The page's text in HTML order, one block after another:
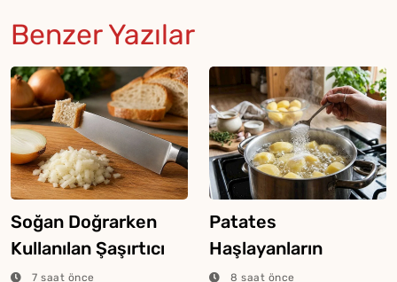
Benzer Yazılar
Soğan Doğrarken
Kullanılan Şaşırtıcı
Ekmek Tekniği
7 saat önce
Patates
Haşlayanların
Bilmesi Gereken
8 saat önce